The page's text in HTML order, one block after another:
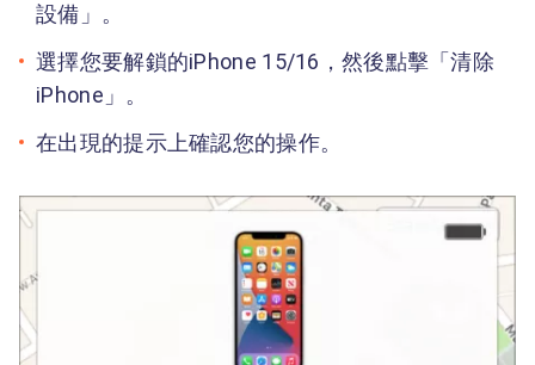
設備」。
選擇您要解鎖的iPhone 15/16，然後點擊「清除
iPhone」。
在出現的提示上確認您的操作。